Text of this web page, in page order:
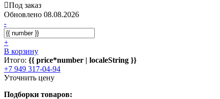
Под заказ
Обновлено 08.08.2026
-
+
В корзину
Итого: {{ price*number | localeString }}
+7 949 317-04-94
Уточнить цену
Подборки товаров: